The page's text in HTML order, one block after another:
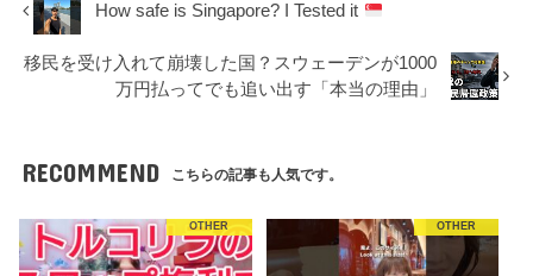
How safe is Singapore? I Tested it
移民を受け入れて崩壊した国？スウェーデンが1000
万円払ってでも追い出す「本当の理由」
RECOMMEND こちらの記事も人気です。
OTHER OTHER